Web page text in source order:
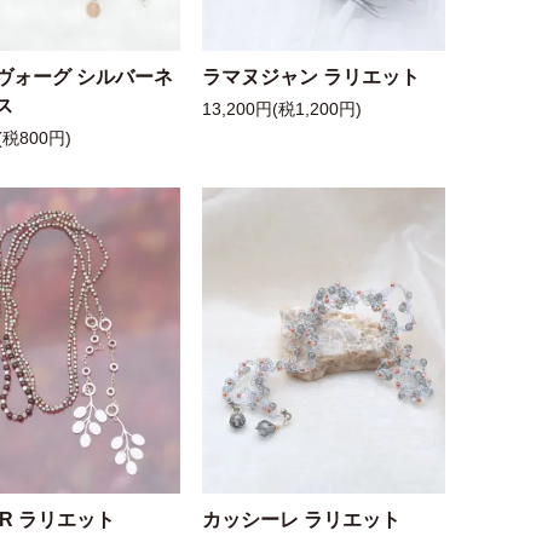
ォーグ シルバーネ
800円)
ラマヌジャン ラリエット
13,200円(税1,200円)
ラリエット カッシーレ ラリエット